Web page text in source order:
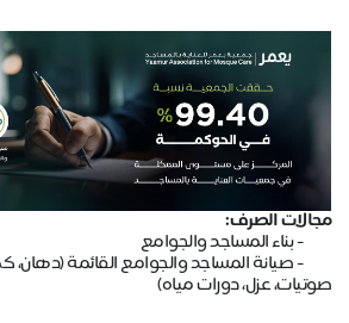
مجالات الصرف:
- بناء المساجد والجوامع
- صيانة المساجد والجوامع القائمة (دهان،
صوتيات، عزل، دورات مياه)